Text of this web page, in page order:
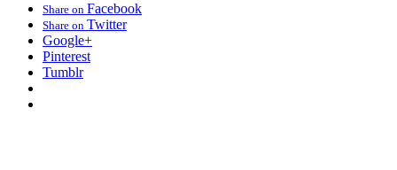
Share on Facebook
Share on Twitter
Google+
Pinterest
Tumblr